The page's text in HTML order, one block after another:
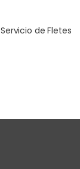
Servicio de Fletes